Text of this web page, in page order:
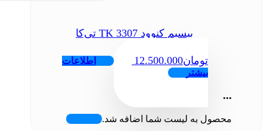
بیسیم کنوود 3307 TK تی‌کا
تومان12.500.000
اطلاعات
بیشتر
...
محصول به لیست شما اضافه شد.